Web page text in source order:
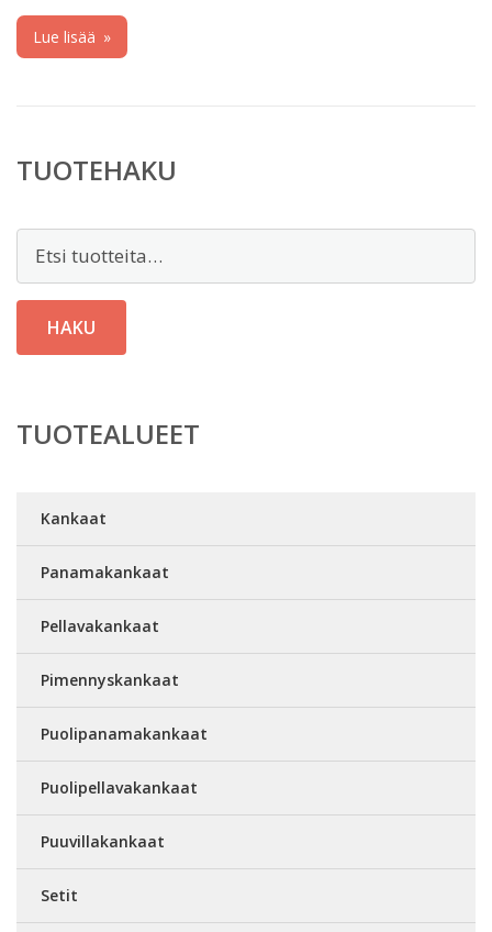
Lue lisää »
TUOTEHAKU
Etsi:
HAKU
TUOTEALUEET
Kankaat
Panamakankaat
Pellavakankaat
Pimennyskankaat
Puolipanamakankaat
Puolipellavakankaat
Puuvillakankaat
Setit